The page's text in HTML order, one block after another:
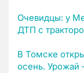
Очевидцы: у
ДТП с
В Томске
осень. Урожай